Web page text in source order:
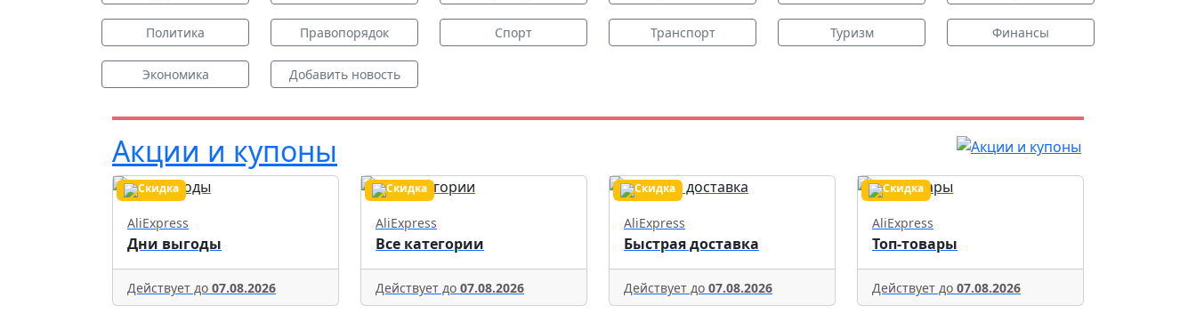
Политика Правопорядок Спорт Транспорт Туризм Финансы
Экономика Добавить новость
Акции и купоны
AliExpress
Дни выгоды
Действует до 07.08.2026
AliExpress
Все категории
Действует до 07.08.2026
AliExpress
Быстрая доставка
Действует до 07.08.2026
AliExpress
Топ-товары
Действует до 07.08.2026